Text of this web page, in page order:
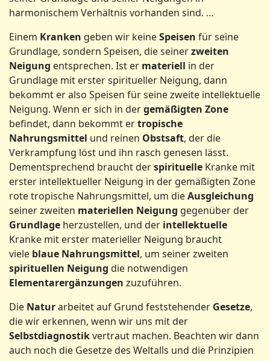
harmonischem Verhältnis vorhanden sind. …
Einem Kranken geben wir keineSpeisen für seine
Grundlage, sondern Speisen, die seinerzweiten
Neigung entsprechen. Ist er materiell in der
Grundlage mit erster spiritueller Neigung, dann
bekommt er also Speisen für seine zweite intellektuelle
Neigung. Wenn er sich in dergemäßigten Zone
befindet, dann bekommt ertropische
Nahrungsmittel und reinen Obstsaft, der die
Verkrampfung löst und ihn rasch genesen lässt.
Dementsprechend braucht derspirituelle Kranke mit
erster intellektueller Neigung in der gemäßigten Zone
rote tropische Nahrungsmittel, um dieAusgleichung
seiner zweiten materiellen Neigung gegenüber der
Grundlage herzustellen, und der intellektuelle
Kranke mit erster materieller Neigung braucht
viele blaue Nahrungsmittel, um seiner zweiten
spirituellen Neigung die notwendigen
Elementarergänzungen zuzuführen.
Die Naturarbeitet auf Grund feststehender Gesetze,
die wir erkennen, wenn wir uns mit der
Selbstdiagnostikvertraut machen. Beachten wir dann
auch noch die Gesetze des Weltalls und die Prinzipien